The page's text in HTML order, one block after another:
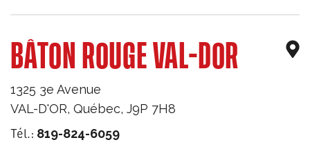
BÂTON ROUGE VAL-DOR
1325 3e Avenue
VAL-D'OR, Québec, J9P 7H8
Tél.: 819-824-6059